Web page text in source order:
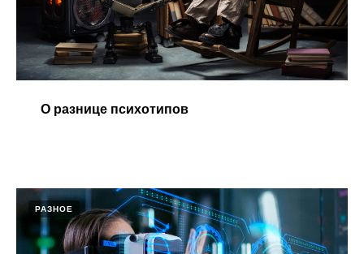
О разнице психотипов​
РАЗНОЕ